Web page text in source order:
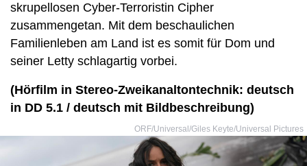
skrupellosen Cyber-Terroristin Cipher
zusammengetan. Mit dem beschaulichen
Familienleben am Land ist es somit für Dom und
seiner Letty schlagartig vorbei.
(Hörfilm in Stereo-Zweikanaltontechnik: deutsch
in DD 5.1 / deutsch mit Bildbeschreibung)
ORF/Universal/Giles Keyte/Universal Pictures